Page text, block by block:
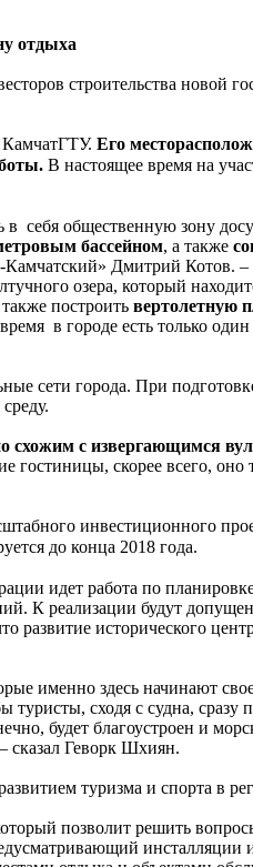
отдыха
строительства новой
КамчатГТУ. Его
В настоящее время на
себя общественную зону
бассейном, а также
Камчатский» Дмитрий Котов. –
озера, который
построить вертолетную
в городе есть только
сети города. При
схожим с извергающимся
гостиницы, скорее всего, оно
инвестиционного
до конца 2018 года.
идет работа по
К реализации будут
исторического
именно здесь начинают
сходя с судна, сразу
будет благоустроен и
сказал Геворк Шхиян.
туризма и спорта в
позволит решить
инсталляции